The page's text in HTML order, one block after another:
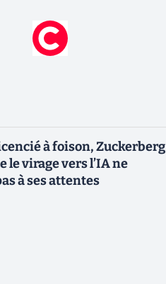
à foison, Zuckerberg
le virage vers l’IA ne
à ses attentes